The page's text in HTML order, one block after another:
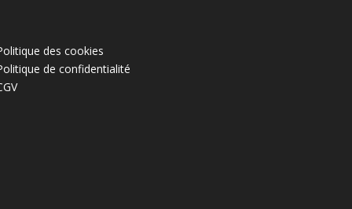
des cookies
de confidentialité